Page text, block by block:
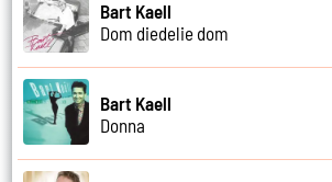
Bart Kaell
Dom diedelie dom
Bart Kaell
Donna